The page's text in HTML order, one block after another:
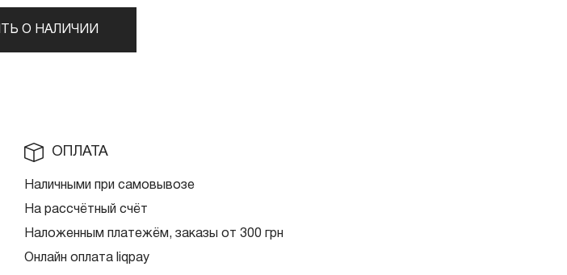
О НАЛИЧИИ
ОПЛАТА
Наличными при самовывозе
На рассчётный счёт
Наложенным платежём, заказы от 300 грн
Онлайн оплата liqpay